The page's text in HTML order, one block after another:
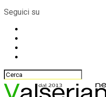
Seguici su